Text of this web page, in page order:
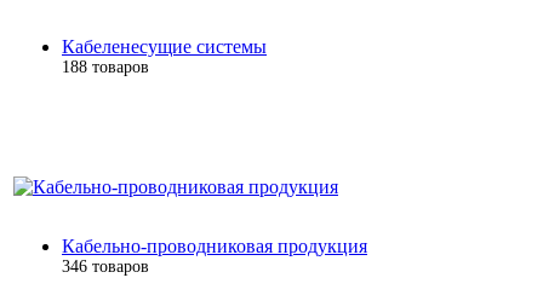
Кабеленесущие системы
188 товаров
Кабельно-проводниковая продукция
346 товаров